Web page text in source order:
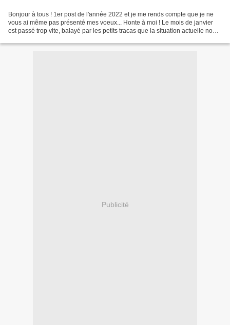
Bonjour à tous ! 1er post de l'année 2022 et je me rends compte que je ne
vous ai même pas présenté mes voeux... Honte à moi ! Le mois de janvier
est passé trop vite, balayé par les petits tracas que la situation actuelle nous
Publicité